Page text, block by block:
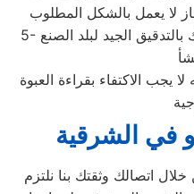
5- التأكد من أصلية قطع الغيار وذلك بالتدقيق الجيد لبلد الصنع
يجب الاكتفاء بقراءة العبوة
في الشرقية
اتصالك وثقتك بنا نلتزم